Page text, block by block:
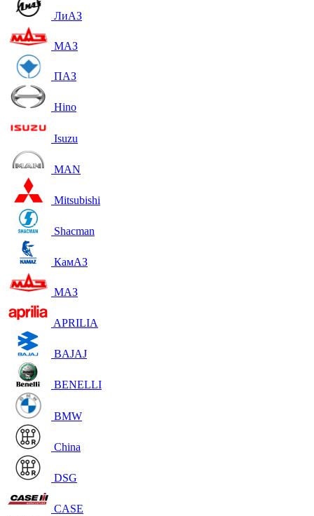
ЛиАЗ
МАЗ
ПАЗ
Hino
Isuzu
MAN
Mitsubishi
Shacman
КамАЗ
МАЗ
APRILIA
BAJAJ
BENELLI
BMW
China
DSG
CASE